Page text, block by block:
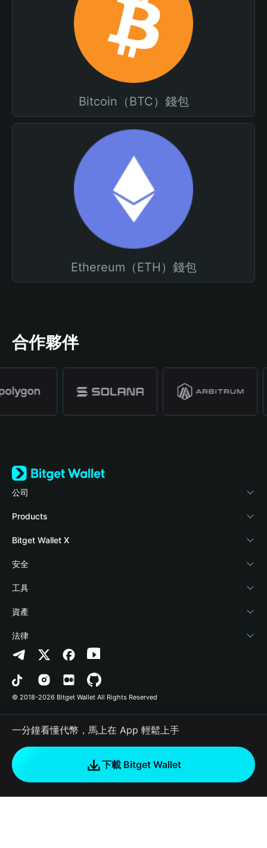
Bitcoin（BTC）錢包
Ethereum（ETH）錢包
合作夥伴
公司
關於 Bitget Wallet
部落格
學院
加密資訊
幫助中心
‌聯繫我們
品牌資源
工作機會
Products
Crypto Card
Stablecoin Earn
Payfi Crypto
Crypto Swap API
Altcoin Season Index
Prediction Markets
DApp
RWA
如何購買加密貨幣
Bitget Wallet X
開發者文件
連接錢包
Bitget Wallet Pay
合作上架
安全
風險保障基金
安全防護技術
工具
快捷買幣
授權檢測
合約檢測
批次轉帳
資產
Arbitrum
Avalanche
Bitcoin
Polygon
法律
隱私協議
用戶使用協議
© 2018-2026 Bitget Wallet All Rights Reserved
一分鐘看懂代幣，馬上在 App 輕鬆上手
下載 Bitget Wallet